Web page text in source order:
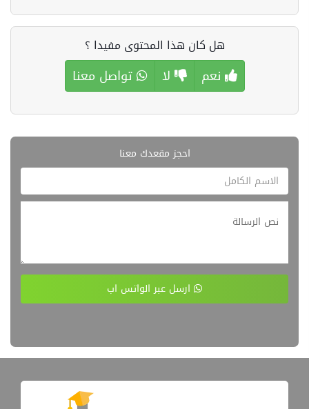
هل كان هذا المحتوى مفيدا ؟
نعم لا تواصل معنا
احجز مقعدك معنا
ارسل عبر الواتس اب